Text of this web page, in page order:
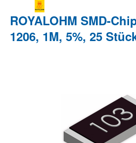
ROYALOHM SMD-
1206, 1M, 5%, 25